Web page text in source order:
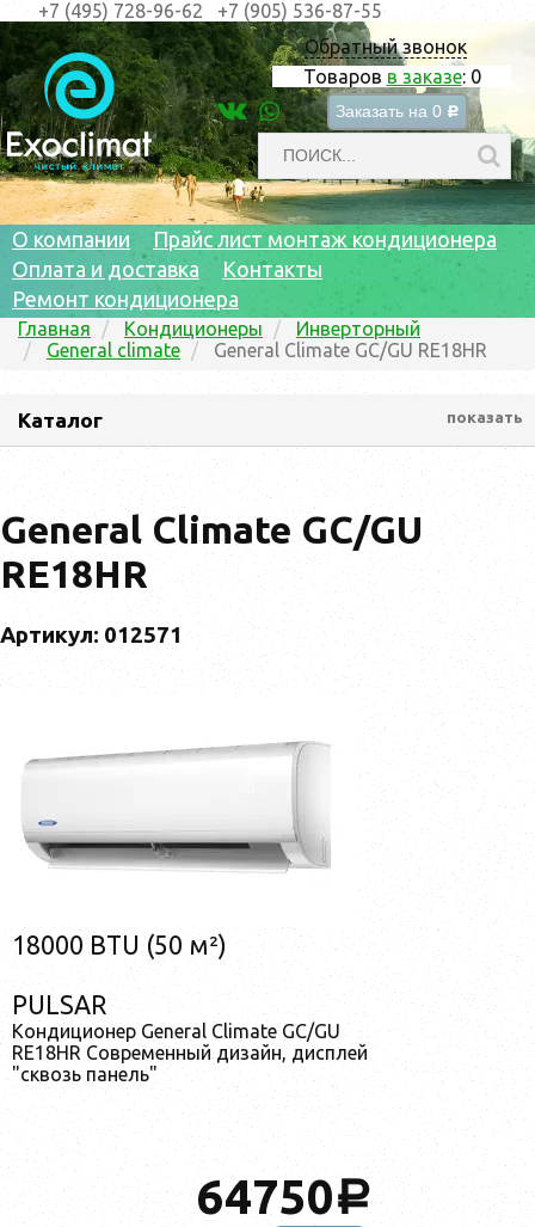
Обратный звонок
Товаров в заказе: 0
Заказать на 0 c
+7 (495) 728-96-62 +7 (905) 536-87-55
О компании
Прайс лист монтаж кондиционера
Оплата и доставка
Контакты
Ремонт кондиционера
Главная Кондиционеры
Инверторный
General climate
General Climate GC/GU RE18HR
Каталог показать
General Climate GC/GU
RE18HR
Артикул: 012571
18000 BTU (50 м²)
PULSAR
Кондиционер General Climate GC/GU
RE18HR Современный дизайн, дисплей
"сквозь панель"
64750a